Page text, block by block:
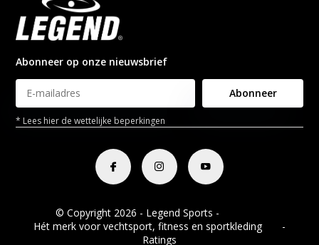
Abonneer op onze nieuwsbrief
Abonneer
* Lees hier de wettelijke beperkingen
© Copyright 2026 - Legend Sports -
Hét merk voor vechtsport, fitness en sportkleding
-
Ratings